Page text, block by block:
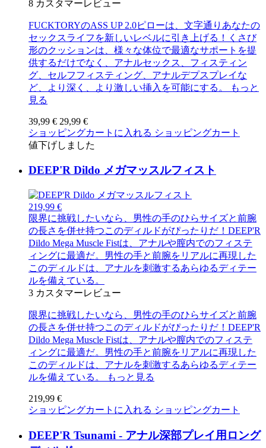
8 カスタマーレビュー
FUCKTORYのASS UP 2.0ピローは、文字通りあなたの
セックスライフを新しいレベルに引き上げる！くさび
形のクッションは、様々な体位で最適なサポートを提
供するだけでなく、アナルセックス、フィスティン
グ、セルフフィスティング、アナルデプスプレイな
ど、より深く、より激しい挿入を可能にする。
もっと
見る
39,99 € 29,99 €
ショッピングカートに入れる ショッピングカート
値下げしました
DEEP'R Dildo メガマッスルフィスト
219,99 €
限界に挑戦したいなら、男性の手のひらサイズと前腕
の長さを併せ持つこのディルドがぴったりだ！DEEP'R
Dildo Mega Muscle Fistは、アナルや膣内でのフィステ
ィングに最適だ。男性の手と前腕をリアルに再現した
このディルドは、アナルを刺激するあらゆるディテー
ルを備えている。
3 カスタマーレビュー
限界に挑戦したいなら、男性の手のひらサイズと前腕
の長さを併せ持つこのディルドがぴったりだ！DEEP'R
Dildo Mega Muscle Fistは、アナルや膣内でのフィステ
ィングに最適だ。男性の手と前腕をリアルに再現した
このディルドは、アナルを刺激するあらゆるディテー
ルを備えている。
もっと見る
219,99 €
ショッピングカートに入れる ショッピングカート
DEEP'R Tsunami - アナル深部プレイ用ロング